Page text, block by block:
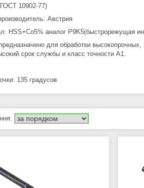
10902-77)
Австрия
HSS+Co5% аналог P9K5(быстрорежущая
для обработки
срок службы и класс точности A1.
135 градусов